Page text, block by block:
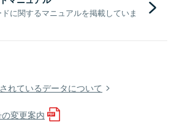
に関するマニュアルを掲載していま
れているデータについて
変更案内